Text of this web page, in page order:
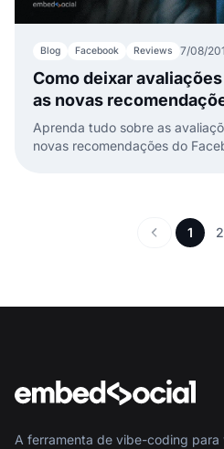
Blog Facebook Reviews 7/08/
Como deixar
as novas
Aprenda tudo sobre as
novas recomendações do
1 2
A ferramenta de vibe-coding para